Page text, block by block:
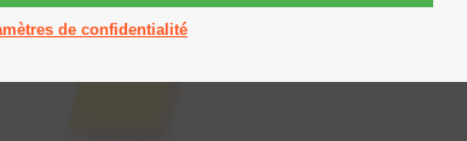
de confidentialité